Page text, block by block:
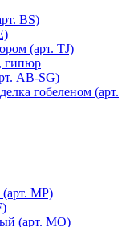
BS)
(арт. TJ)
гипюр
AB-SG)
гобеленом (арт.
MР)
(арт. MO)